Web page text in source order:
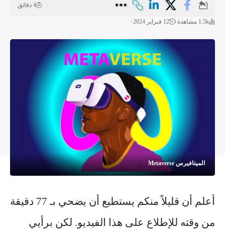
1.5k مشاهدة 12 فبراير 2024
4 دقائق
الميتافيرس Metaverse
أعلم أن قليلاً منكم يستطيع أن يضحي بـ 77 دقيقة
من وقته للإطلاع على هذا
الفيديو. لكن برأيي